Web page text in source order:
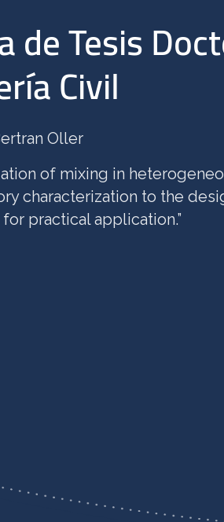
de Tesis
Civil
Oller
of mixing in
characterization to the
practical application.”